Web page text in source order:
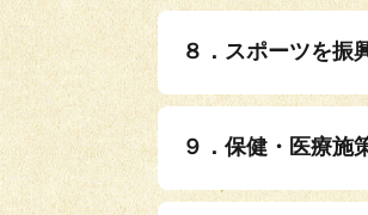
８．スポーツを振
９．保健・医療施